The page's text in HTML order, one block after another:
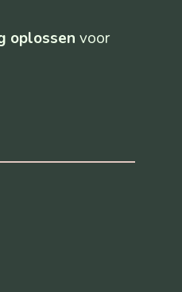
oplossen voor